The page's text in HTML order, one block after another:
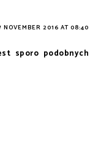
NOVEMBER 2016 AT 08:40
sporo podobnych